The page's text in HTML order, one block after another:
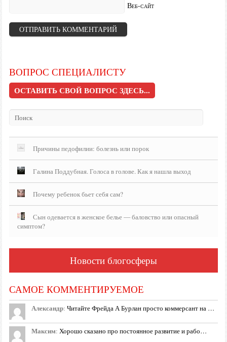
Веб-сайт
ВОПРОС СПЕЦИАЛИСТУ
ОСТАВИТЬ СВОЙ ВОПРОС ЗДЕСЬ...
Причины педофилии: болезнь или порок
Галина Поддубная. Голоса в голове. Как я нашла выход
Почему ребенок бьет себя сам?
Сын одевается в женское белье — баловство или опасный
симптом?
Новости блогосферы
САМОЕ КОММЕНТИРУЕМОЕ
Александр: Читайте Фрейда А Бурлан просто коммерсант на …
Максим: Хорошо сказано про постоянное развитие и рабо…